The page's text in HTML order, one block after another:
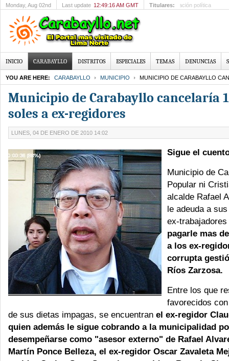
Monday, Aug 02nd Last update 12:49:16 AM GMT Titulares: Toño Centella
INICIO CARABAYLLO DISTRITOS ESPECIALES TEMAS DENUNCIAS
YOU ARE HERE: CARABAYLLO MUNICIPIO MUNICIPIO DE CARABAYLLO
Municipio de Carabayllo cancelaría
soles a ex-regidores
LUNES, 04 DE ENERO DE 2010 14:02
Sigue el
Municipio de
Popular ni
alcalde Rafael
le adeuda a
ex-
pagarle mas
a los ex-
corrupta
Ríos Zarzosa.
Entre los que
favorecidos
de sus dietas impagas, se encuentran el ex-regidor
quien además le sigue cobrando a la municipalidad
desempeñarse como "asesor externo" de Rafael
Martín Ponce Belleza, el ex-regidor Oscar Zavaleta